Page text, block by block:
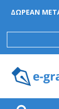
ΔΩΡΕΑΝ